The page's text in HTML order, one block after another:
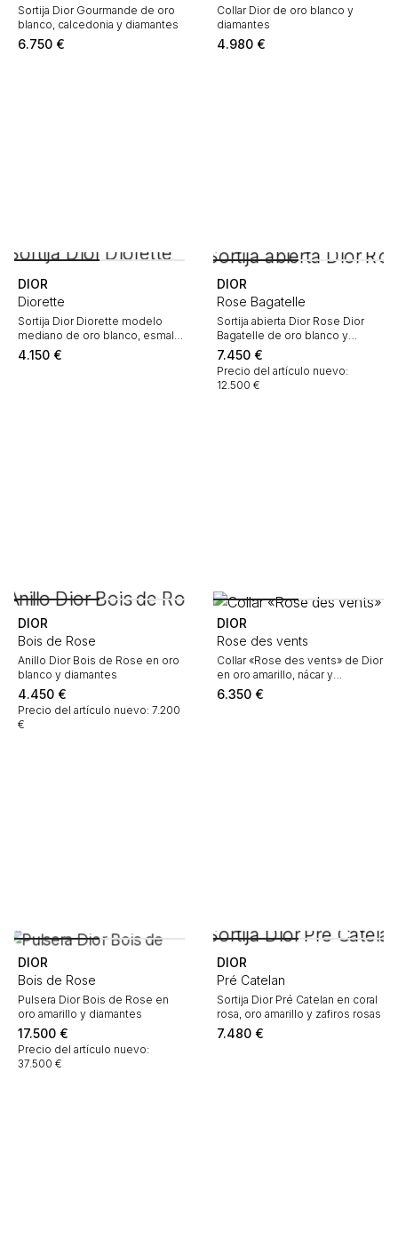
Sortija Dior Gourmande de oro
blanco, calcedonia y diamantes
6.750 €
Collar Dior de oro blanco y
diamantes
4.980 €
DIOR
Diorette
Sortija Dior Diorette modelo
mediano de oro blanco, esmalte
y diamante
4.150 €
DIOR
Rose Bagatelle
Sortija abierta Dior Rose Dior
Bagatelle de oro blanco y
diamantes
7.450 €
Precio del artículo nuevo:
12.500 €
DIOR
Bois de Rose
Anillo Dior Bois de Rose en oro
blanco y diamantes
4.450 €
Precio del artículo nuevo: 7.200
€
DIOR
Rose des vents
Collar «Rose des vents» de Dior
en oro amarillo, nácar y
diamantes
6.350 €
DIOR
Bois de Rose
Pulsera Dior Bois de Rose en
oro amarillo y diamantes
17.500 €
Precio del artículo nuevo:
37.500 €
DIOR
Pré Catelan
Sortija Dior Pré Catelan en coral
rosa, oro amarillo y zafiros rosas
7.480 €